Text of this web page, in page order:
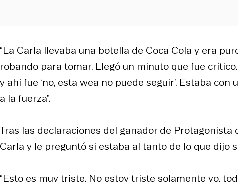
“La Carla llevaba una botella de Coca Cola y era
robando para tomar. Llegó un minuto que fue
y ahí fue ‘no, esta wea no puede seguir’. Estaba
a la fuerza”.
Tras las declaraciones del ganador de
Carla y le preguntó si estaba al tanto de lo que dijo
“Esto es muy triste. No estoy triste solamente yo,